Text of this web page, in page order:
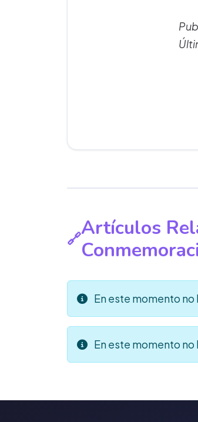
Artículos
En este momento
En este momento